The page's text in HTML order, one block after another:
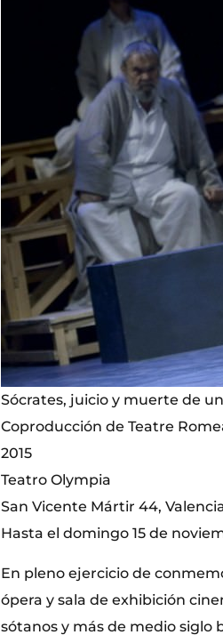
Sócrates, juicio y muerte de
Coproducción de Teatre
2015
Teatro Olympia
San Vicente Mártir 44,
Hasta el domingo 15 de
En pleno ejercicio de
ópera y sala de exhibición
sótanos y más de medio siglo